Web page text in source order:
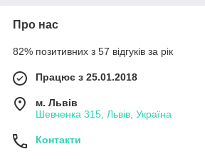
Про нас
82% позитивних з 57 відгуків за рік
Працює з 25.01.2018
м. Львів
Шевченка 315, Львів, Україна
Контакти